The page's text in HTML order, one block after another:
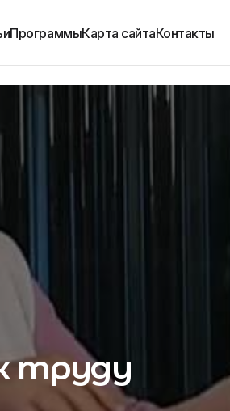
ПрограммыКарта сайтаКонтакты
труду